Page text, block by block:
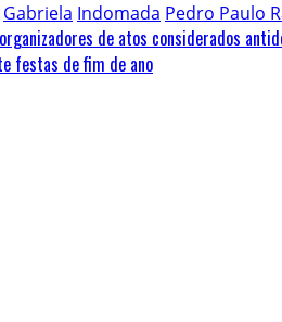
Gabriela Indomada Pedro Paulo
de atos considerados
festas de fim de ano